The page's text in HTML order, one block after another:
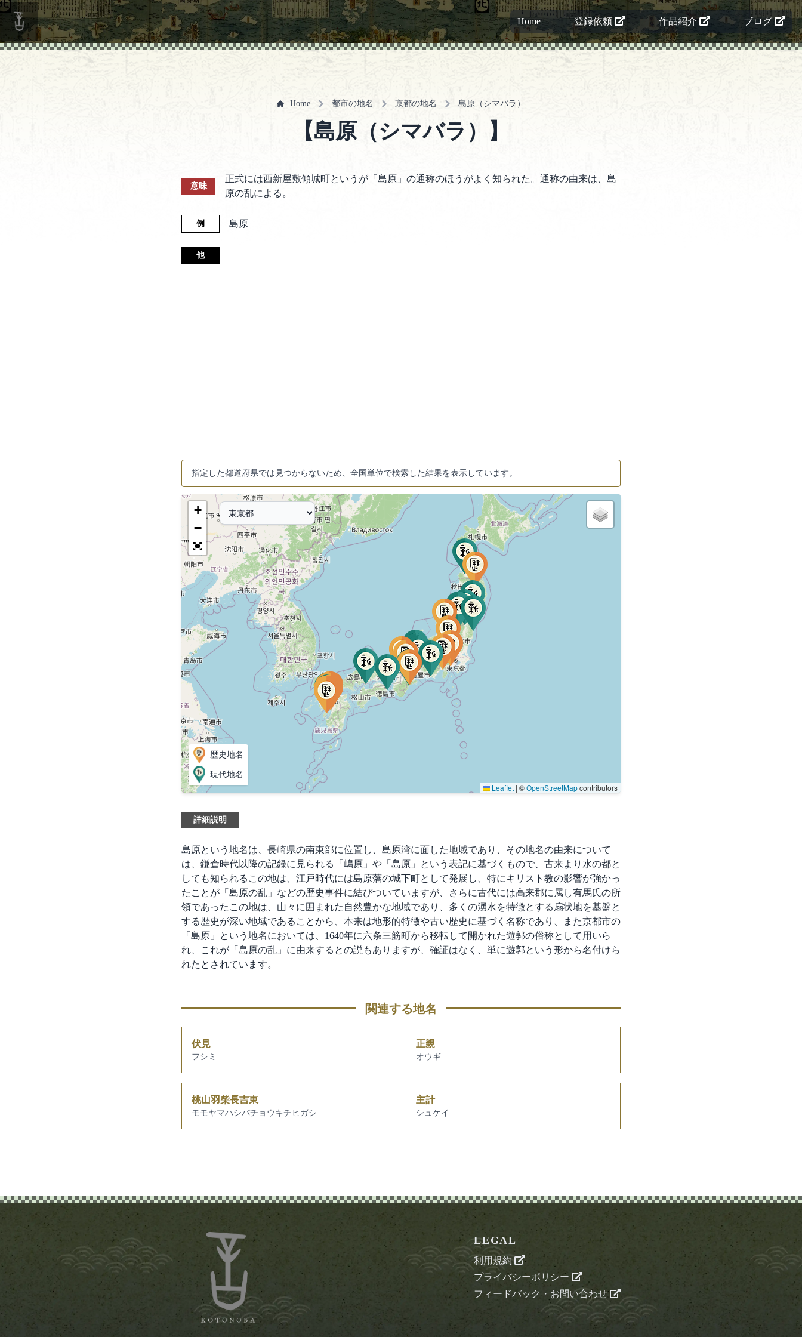
Home 登録依頼 作品紹介 ブログ
Home 都市の地名 京都の地名 島原（シマバラ）
【島原（シマバラ）】
意味
正式には西新屋敷傾城町というが「島原」の通称のほうがよく知られた。通称の由来は、島
原の乱による。
例 島原
他
指定した都道府県では見つからないため、全国単位で検索した結果を表示しています。
歴史地名
現代地名
+
−
Leaflet | ©OpenStreetMapcontributors
詳細説明
島原という地名は、長崎県の南東部に位置し、島原湾に面した地域であり、その地名の由来について
は、鎌倉時代以降の記録に見られる「嶋原」や「島原」という表記に基づくもので、古来より水の都と
しても知られるこの地は、江戸時代には島原藩の城下町として発展し、特にキリスト教の影響が強かっ
たことが「島原の乱」などの歴史事件に結びついていますが、さらに古代には高来郡に属し有馬氏の所
領であったこの地は、山々に囲まれた自然豊かな地域であり、多くの湧水を特徴とする扇状地を基盤と
する歴史が深い地域であることから、本来は地形的特徴や古い歴史に基づく名称であり、また京都市の
「島原」という地名においては、1640年に六条三筋町から移転して開かれた遊郭の俗称として用いら
れ、これが「島原の乱」に由来するとの説もありますが、確証はなく、単に遊郭という形から名付けら
れたとされています。
関連する地名
伏見
フシミ
正親
オウギ
桃山羽柴長吉東
モモヤマハシバチョウキチヒガシ
主計
シュケイ
LEGAL
利用規約
プライバシーポリシー
フィードバック・お問い合わせ